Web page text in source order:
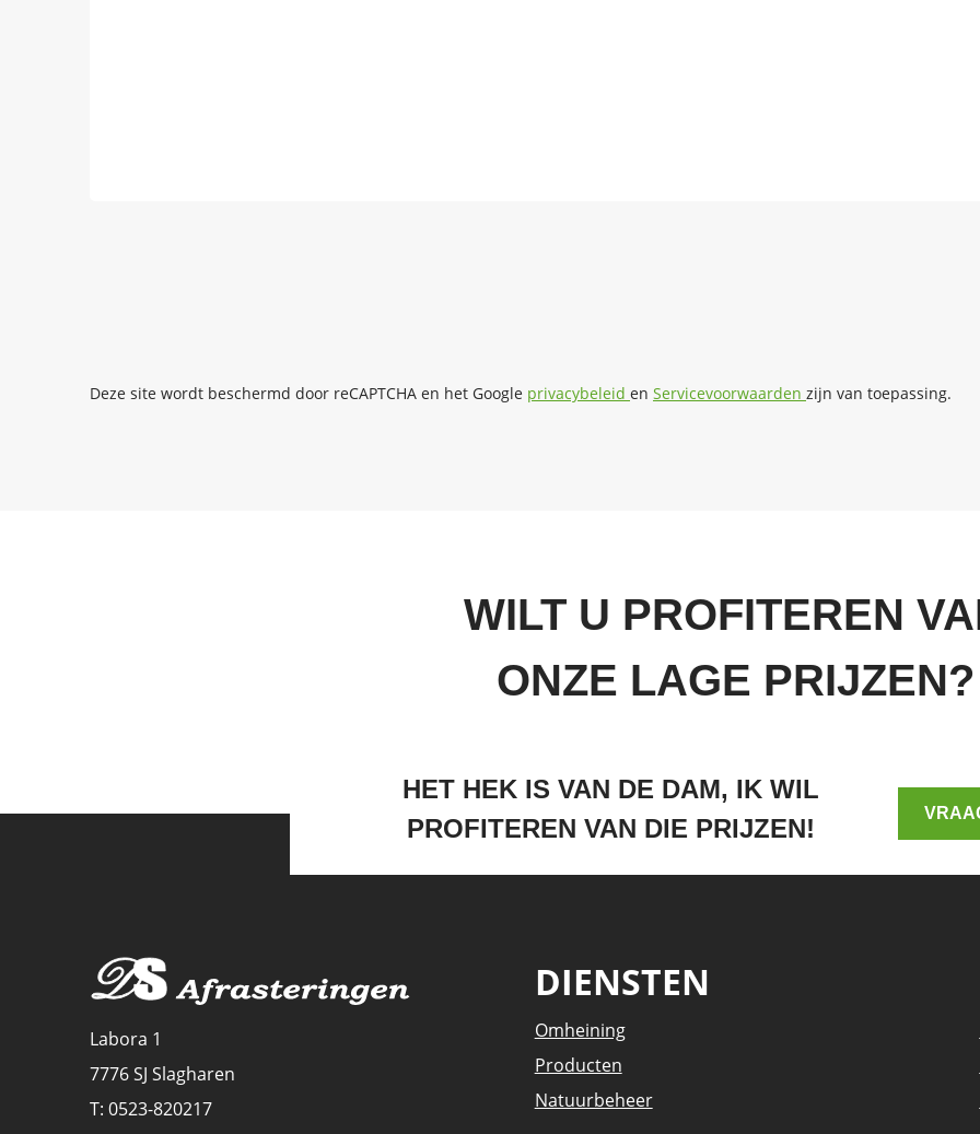
Deze site wordt beschermd door reCAPTCHA en het Google privacybeleid en Servicevoorwaarden zijn van toepassing.
WILT U PROFITEREN
ONZE LAGE PRIJZEN?
HET HEK IS VAN DE DAM, IK WIL
PROFITEREN VAN DIE PRIJZEN!
Labora 1
7776 SJ Slagharen
T: 0523-820217
DIENSTEN
Omheining
Producten
Natuurbeheer